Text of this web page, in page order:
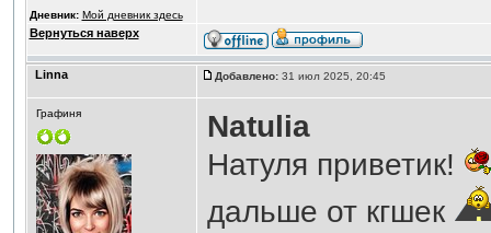
Дневник: Мой дневник здесь
Вернуться наверх
Linna Добавлено:31 июл 2025, 20:45
Графиня
Natulia
Натуля приветик!
дальше от кгшек